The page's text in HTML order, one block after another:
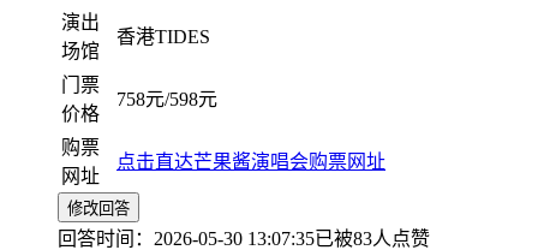
演出
场馆
香港TIDES
门票
价格
758元/598元
购票
网址
点击直达芒果酱演唱会购票网址
修改回答
回答时间：2026-05-30 13:07:35已被83人点赞